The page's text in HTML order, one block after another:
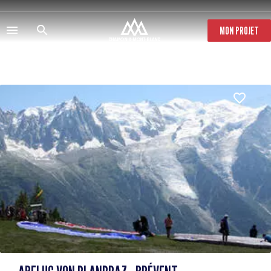
Direkt
zum
Inhalt
MON PROJET